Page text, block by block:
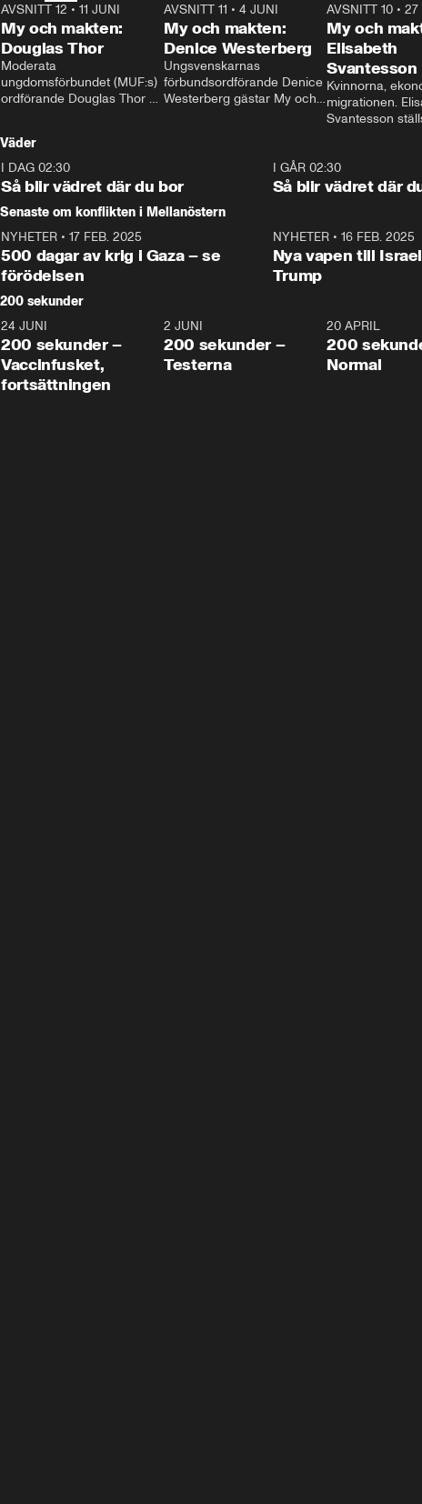
26:27
AVSNITT 12 • 11 JUNI
My och makten:
Douglas Thor
Moderata
ungdomsförbundet (MUF:s)
ordförande Douglas Thor
tonårsutvisningarna och hur
Moderaterna ska locka
väljare till valet i höst.
23:40
AVSNITT 11 •4 JUNI
My och makten:
Denice Westerberg
Ungsvenskarnas
förbundsordförande Denice
Westerberg gästar My och
AVSNITT 10 •27
My och
Elisabeth
Svantesson
Kvinnorna,
migrationen.
Svantesson
Väder
I DAG 02:30
Så blir vädret där du bor
I GÅR 02:30
Så blir vädret där
Senaste om konflikten i Mellanöstern
NYHETER • 17 FEB. 2025
500 dagar av krig i Gaza – se
förödelsen
NYHETER• 16 FEB. 2025
Nya vapen till
Trump
200 sekunder
5:00
24 JUNI
200 sekunder –
Vaccinfusket,
fortsättningen
4:23
2 JUNI
200 sekunder –
Testerna
20 APRIL
200
Normal